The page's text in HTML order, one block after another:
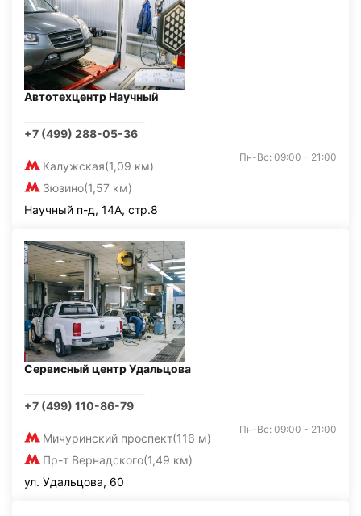
Автотехцентр Научный
+7 (499) 288-05-36
Калужская(1,09 км)
Зюзино(1,57 км)
Пн-Вс: 09:00 - 21:00
Научный п-д, 14А, стр.8
Сервисный центр Удальцова
+7 (499) 110-86-79
Мичуринский проспект(116 м)
Пр-т Вернадского(1,49 км)
Пн-Вс: 09:00 - 21:00
ул. Удальцова, 60